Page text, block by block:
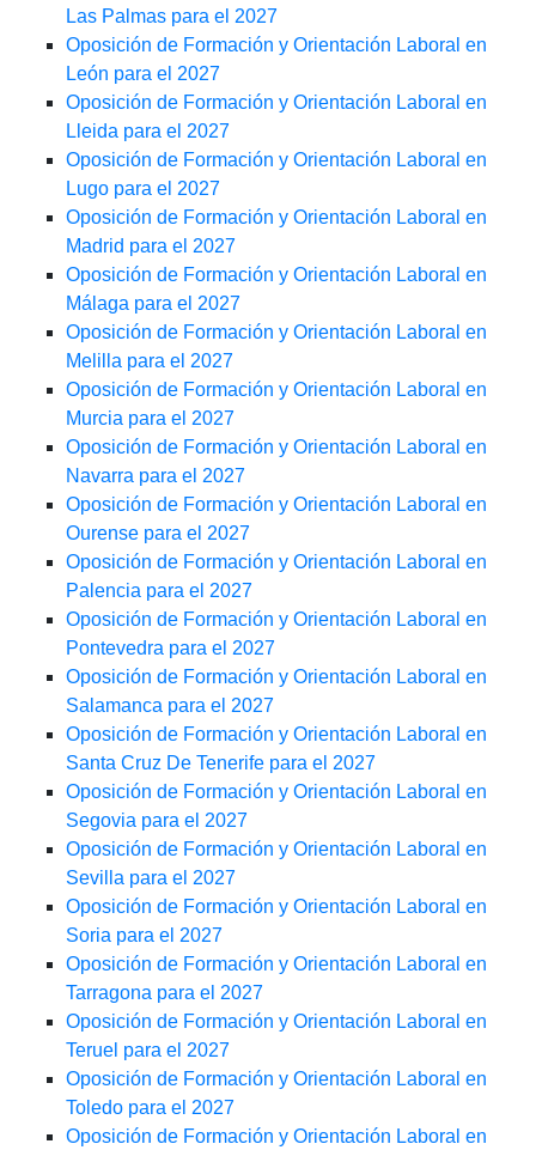
Las Palmas para el 2027
Oposición de Formación y Orientación Laboral en
León para el 2027
Oposición de Formación y Orientación Laboral en
Lleida para el 2027
Oposición de Formación y Orientación Laboral en
Lugo para el 2027
Oposición de Formación y Orientación Laboral en
Madrid para el 2027
Oposición de Formación y Orientación Laboral en
Málaga para el 2027
Oposición de Formación y Orientación Laboral en
Melilla para el 2027
Oposición de Formación y Orientación Laboral en
Murcia para el 2027
Oposición de Formación y Orientación Laboral en
Navarra para el 2027
Oposición de Formación y Orientación Laboral en
Ourense para el 2027
Oposición de Formación y Orientación Laboral en
Palencia para el 2027
Oposición de Formación y Orientación Laboral en
Pontevedra para el 2027
Oposición de Formación y Orientación Laboral en
Salamanca para el 2027
Oposición de Formación y Orientación Laboral en
Santa Cruz De Tenerife para el 2027
Oposición de Formación y Orientación Laboral en
Segovia para el 2027
Oposición de Formación y Orientación Laboral en
Sevilla para el 2027
Oposición de Formación y Orientación Laboral en
Soria para el 2027
Oposición de Formación y Orientación Laboral en
Tarragona para el 2027
Oposición de Formación y Orientación Laboral en
Teruel para el 2027
Oposición de Formación y Orientación Laboral en
Toledo para el 2027
Oposición de Formación y Orientación Laboral en